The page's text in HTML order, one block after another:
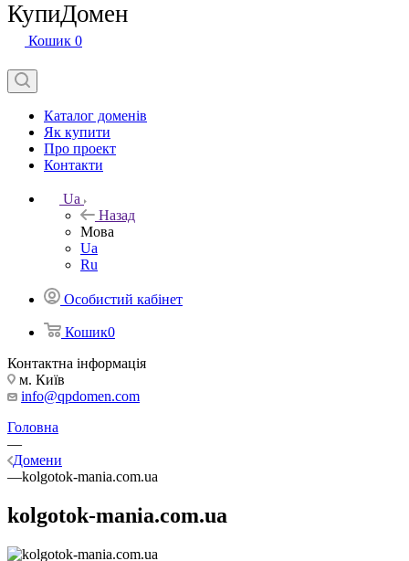
КупиДомен
Кошик 0
Каталог доменів
Як купити
Про проект
Контакти
Ua
Назад
Мова
Ua
Ru
Особистий кабінет
Кошик0
Контактна інформація
м. Київ
info@qpdomen.com
Головна
—
Домени
—kolgotok-mania.com.ua
kolgotok-mania.com.ua